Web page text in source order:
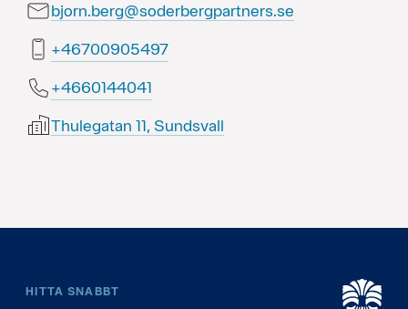
bjorn.berg@soderbergpartners.se
79450900764+
1404410664+
Thulegatan 11, Sundsvall
HITTA SNABBT